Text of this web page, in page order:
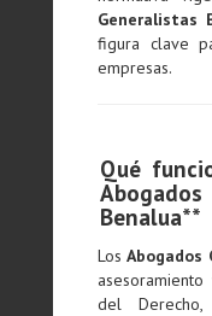
Generalistas
figura clave
empresas.
Qué
Benalua**
LosAbogados
del